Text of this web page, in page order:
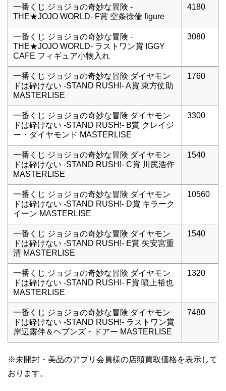
一番くじ ジョジョの奇妙な冒険 -
THE★JOJO WORLD- F賞 空条徐倫 figure
4180
一番くじ ジョジョの奇妙な冒険 -
THE★JOJO WORLD- ラストワン賞 IGGY
CAFE フィギュア小物入れ
3080
一番くじ ジョジョの奇妙な冒険 ダイヤモン
ドは砕けない -STAND RUSH!- A賞 東方仗助
MASTERLISE
1760
一番くじ ジョジョの奇妙な冒険 ダイヤモン
ドは砕けない -STAND RUSH!- B賞 クレイジ
ー・ダイヤモンド MASTERLISE
3300
一番くじ ジョジョの奇妙な冒険 ダイヤモン
ドは砕けない -STAND RUSH!- C賞 川尻浩作
MASTERLISE
1540
一番くじ ジョジョの奇妙な冒険 ダイヤモン
ドは砕けない -STAND RUSH!- D賞 キラーク
イーン MASTERLISE
10560
一番くじ ジョジョの奇妙な冒険 ダイヤモン
ドは砕けない -STAND RUSH!- E賞 矢安宮重
清 MASTERLISE
1540
一番くじ ジョジョの奇妙な冒険 ダイヤモン
ドは砕けない -STAND RUSH!- F賞 噴上裕也
MASTERLISE
1320
一番くじ ジョジョの奇妙な冒険 ダイヤモン
ドは砕けない -STAND RUSH!- ラストワン賞
岸辺露伴＆ヘブンズ・ドアー MASTERLISE
7480
※未開封・美品のアプリ会員様の店頭買取価格を表示して
おります。